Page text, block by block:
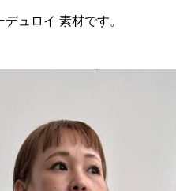
ュロイ 素材です。